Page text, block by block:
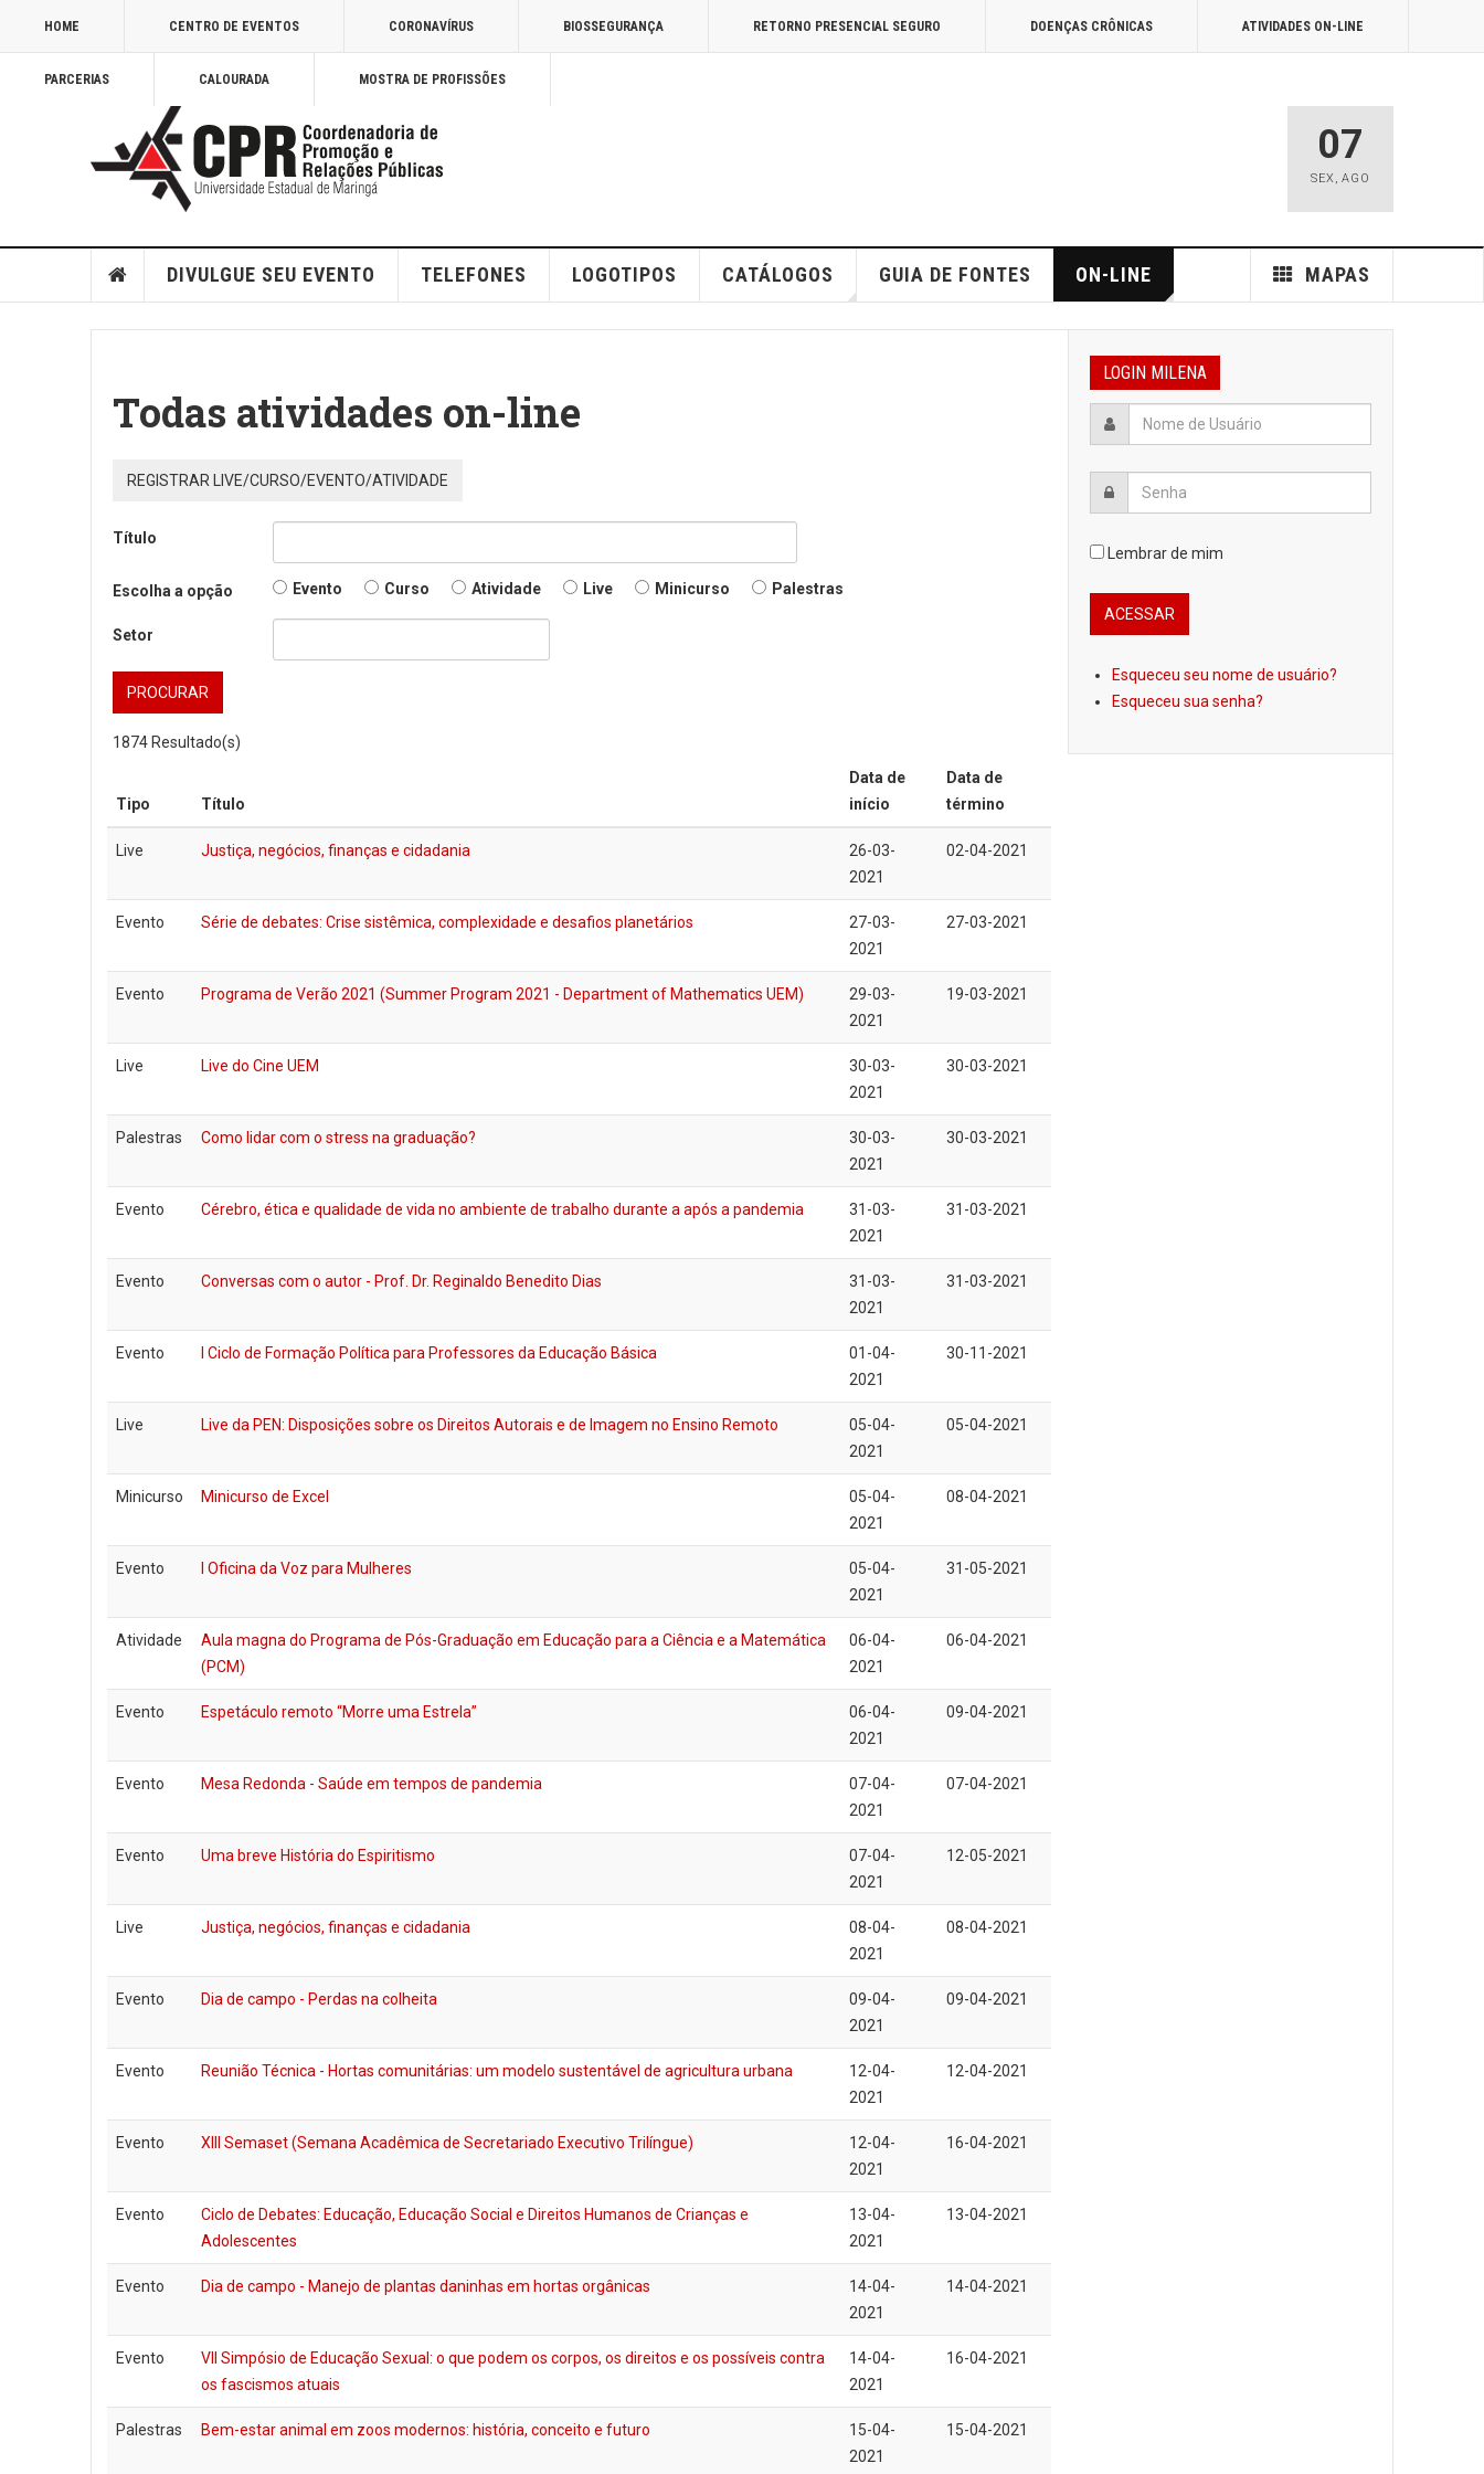
HOME CENTRO DE EVENTOS CORONAVÍRUS BIOSSEGURANÇA RETORNO PRESENCIAL SEGURO DOENÇAS CRÔNICAS ATIVIDADES ON-LINE
PARCERIAS CALOURADA MOSTRA DE PROFISSÕES
07
SEX, AGO
MAPAS
DIVULGUE SEU EVENTO TELEFONES LOGOTIPOS CATÁLOGOS GUIA DE FONTES ON-LINE
Todas atividades on-line
REGISTRAR LIVE/CURSO/EVENTO/ATIVIDADE
Título
Escolha a opção Evento Curso Atividade Live Minicurso Palestras
Setor
PROCURAR
1874 Resultado(s)
Tipo Título
Data de
início
Data de
término
Live Justiça, negócios, finanças e cidadania
26-03-
2021
02-04-2021
Evento Série de debates: Crise sistêmica, complexidade e desafios planetários
27-03-
2021
27-03-2021
Evento Programa de Verão 2021 (Summer Program 2021 - Department of Mathematics UEM)
29-03-
2021
19-03-2021
Live Live do Cine UEM
30-03-
2021
30-03-2021
Palestras Como lidar com o stress na graduação?
30-03-
2021
30-03-2021
Evento Cérebro, ética e qualidade de vida no ambiente de trabalho durante a após a pandemia
31-03-
2021
31-03-2021
Evento Conversas com o autor - Prof. Dr. Reginaldo Benedito Dias
31-03-
2021
31-03-2021
Evento I Ciclo de Formação Política para Professores da Educação Básica
01-04-
2021
30-11-2021
Live Live da PEN: Disposições sobre os Direitos Autorais e de Imagem no Ensino Remoto
05-04-
2021
05-04-2021
Minicurso Minicurso de Excel
05-04-
2021
08-04-2021
Evento l Oficina da Voz para Mulheres
05-04-
2021
31-05-2021
Atividade
Aula magna do Programa de Pós-Graduação em Educação para a Ciência e a Matemática
(PCM)
06-04-
2021
06-04-2021
Evento Espetáculo remoto “Morre uma Estrela”
06-04-
2021
09-04-2021
Evento Mesa Redonda - Saúde em tempos de pandemia
07-04-
2021
07-04-2021
Evento Uma breve História do Espiritismo
07-04-
2021
12-05-2021
Live Justiça, negócios, finanças e cidadania
08-04-
2021
08-04-2021
Evento Dia de campo - Perdas na colheita
09-04-
2021
09-04-2021
Evento Reunião Técnica - Hortas comunitárias: um modelo sustentável de agricultura urbana
12-04-
2021
12-04-2021
Evento XIII Semaset (Semana Acadêmica de Secretariado Executivo Trilíngue)
12-04-
2021
16-04-2021
Evento
Ciclo de Debates: Educação, Educação Social e Direitos Humanos de Crianças e
Adolescentes
13-04-
2021
13-04-2021
Evento Dia de campo - Manejo de plantas daninhas em hortas orgânicas
14-04-
2021
14-04-2021
Evento
VII Simpósio de Educação Sexual: o que podem os corpos, os direitos e os possíveis contra
os fascismos atuais
14-04-
2021
16-04-2021
Palestras Bem-estar animal em zoos modernos: história, conceito e futuro
15-04-
2021
15-04-2021
LOGIN MILENA
Lembrar de mim
Esqueceu seu nome de usuário?
Esqueceu sua senha?